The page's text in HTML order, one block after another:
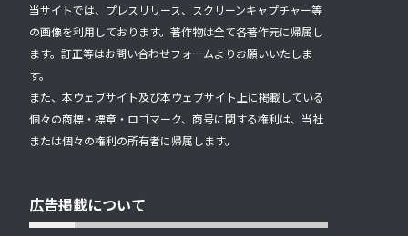
当サイトでは、プレスリリース、スクリーンキャプチャー等
の画像を利用しております。著作物は全て各著作元に帰属し
ます。訂正等はお問い合わせフォームよりお願いいたしま
す。
また、本ウェブサイト及び本ウェブサイト上に掲載している
個々の商標・標章・ロゴマーク、商号に関する権利は、当社
または個々の権利の所有者に帰属します。
広告掲載について